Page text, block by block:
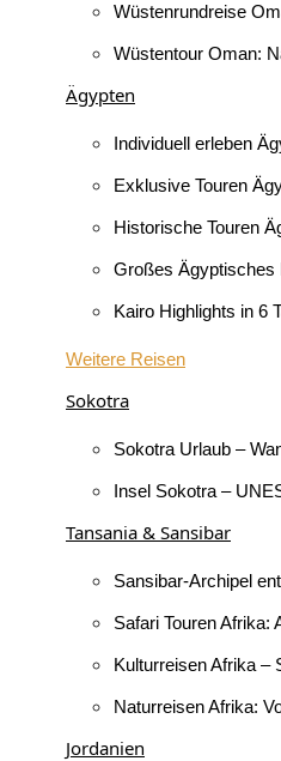
Wüstenrundreise
Wüstentour Oman:
Ägypten
Individuell erleben
Exklusive Touren
Historische Touren
Großes Ägyptisches
Kairo Highlights in 6
Weitere Reisen
Sokotra
Sokotra Urlaub –
Insel Sokotra –
Tansania & Sansibar
Sansibar-Archipel
Safari Touren Afrika:
Kulturreisen Afrika –
Naturreisen Afrika:
Jordanien